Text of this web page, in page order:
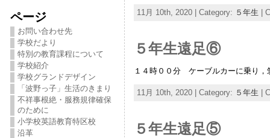
ページ
お問い合わせ先
学校だより
特別の教育課程について
学校紹介
学校グランドデザイン
「波野っ子」生活のきまり
不祥事根絶・服務規律確保
のために
小学校英語教育特区校
沿革
11月 10th, 2020 | Category: ５年生
５年生遠足⑥
１４時００分 ケーブルカーに乗り，
11月 10th, 2020 | Category: ５年生
５年生遠足⑤